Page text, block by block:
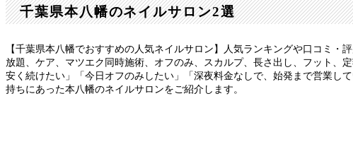
千葉県本八幡のネイルサロン2選
【千葉県本八幡でおすすめの人気ネイルサロン】人気ランキングや口コミ
放題、ケア、マツエク同時施術、オフのみ、スカルプ、長さ出し、フット、
安く続けたい」「今日オフのみしたい」「深夜料金なしで、始発まで営業し
持ちにあった本八幡のネイルサロンをご紹介します。